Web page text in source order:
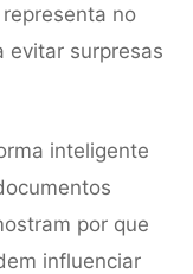
no
evitar surpresas
inteligente
por que
influenciar